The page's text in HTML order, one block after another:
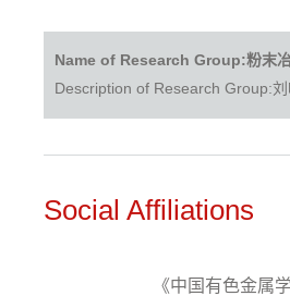
Name of Research Group:粉末
Description of Research Group:刘
Social Affiliations
《中国有色金属